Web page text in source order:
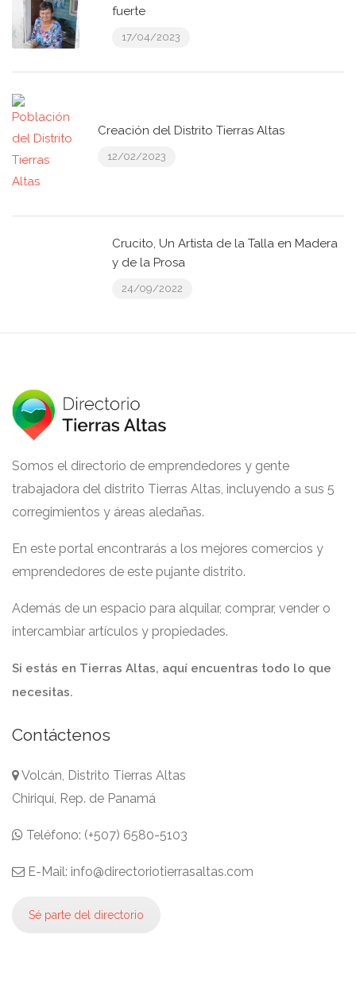
fuerte
17/04/2023
Creación del Distrito Tierras Altas
12/02/2023
Crucito, Un Artista de la Talla en Madera
y de la Prosa
24/09/2022
Somos el directorio de emprendedores y gente
trabajadora del distrito Tierras Altas, incluyendo a sus 5
corregimientos y áreas aledañas.
En este portal encontrarás a los mejores comercios y
emprendedores de este pujante distrito.
Además de un espacio para alquilar, comprar, vender o
intercambiar artículos y propiedades.
Si estás en Tierras Altas, aquí encuentras todo lo que
necesitas.
Contáctenos
Volcán, Distrito Tierras Altas
Chiriquí, Rep. de Panamá
Teléfono: (+507) 6580-5103
E-Mail: info@directoriotierrasaltas.com
Sé parte del directorio